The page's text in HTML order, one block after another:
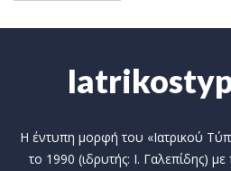
Η έντυπη μορφή του «Ιατρικού
το 1990 (ιδρυτής: Ι. Γαλεπίδης)